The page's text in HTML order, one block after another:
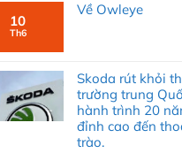
10
Th6
Về Owleye
Skoda rút khỏi
trường trung
hành trình 20
đỉnh cao đến
trào.